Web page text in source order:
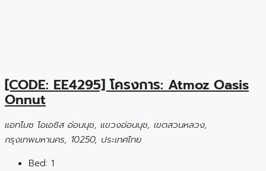
[CODE: EE4295] โครงการ: Atmoz Oasis
Onnut
แอทโมซ โอเอซิส อ่อนนุช, แขวงอ่อนนุช, เขตสวนหลวง,
กรุงเทพมหานคร, 10250, ประเทศไทย
Bed: 1